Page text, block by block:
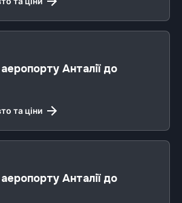
Анталії до
та ціни
Анталії до